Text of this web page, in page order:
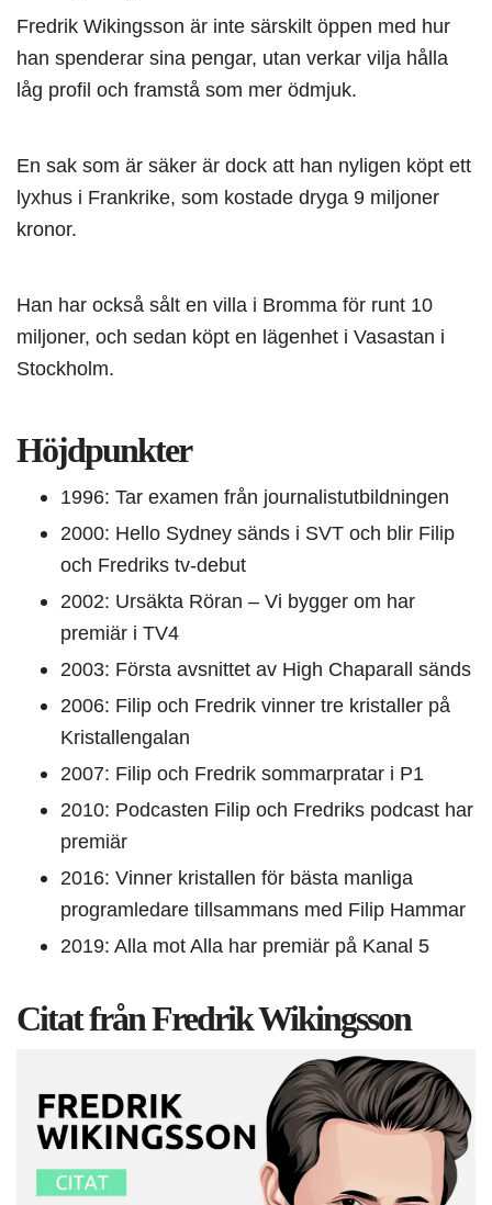
Fredrik Wikingsson är inte särskilt öppen med hur
han spenderar sina pengar, utan verkar vilja hålla
låg profil och framstå som mer ödmjuk.
En sak som är säker är dock att han nyligen köpt ett
lyxhus i Frankrike, som kostade dryga 9 miljoner
kronor.
Han har också sålt en villa i Bromma för runt 10
miljoner, och sedan köpt en lägenhet i Vasastan i
Stockholm.
Höjdpunkter
1996: Tar examen från journalistutbildningen
2000: Hello Sydney sänds i SVT och blir Filip
och Fredriks tv-debut
2002: Ursäkta Röran – Vi bygger om har
premiär i TV4
2003: Första avsnittet av High Chaparall sänds
2006: Filip och Fredrik vinner tre kristaller på
Kristallengalan
2007: Filip och Fredrik sommarpratar i P1
2010: Podcasten Filip och Fredriks podcast har
premiär
2016: Vinner kristallen för bästa manliga
programledare tillsammans med Filip Hammar
2019: Alla mot Alla har premiär på Kanal 5
Citat från Fredrik Wikingsson